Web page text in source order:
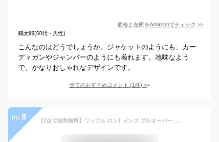
価格と在庫をAmazonでチェック >>
鶴太郎(60代・男性)
こんなのはどうでしょうか。ジャケットのようにも、カー
ディガンやジャンパーのようにも着れます。地味なよう
で、かなりおしゃれなデザインです。
全てのおすすめコメント (1件) >
no. 8 【2点で送料無料】ワッフル ロンT メンズ プルオーバー 長袖Tシャツ 裏起毛 無地 tシャツ カジュアル クルーネック ルームウェア パジャマ 重ね着風 Tシャツ ロングTシャツ ティーシャツ トップス おしゃれ 薄手 トレーナー 春 春服 秋 秋服 ユニセックス 男女兼用 父の日